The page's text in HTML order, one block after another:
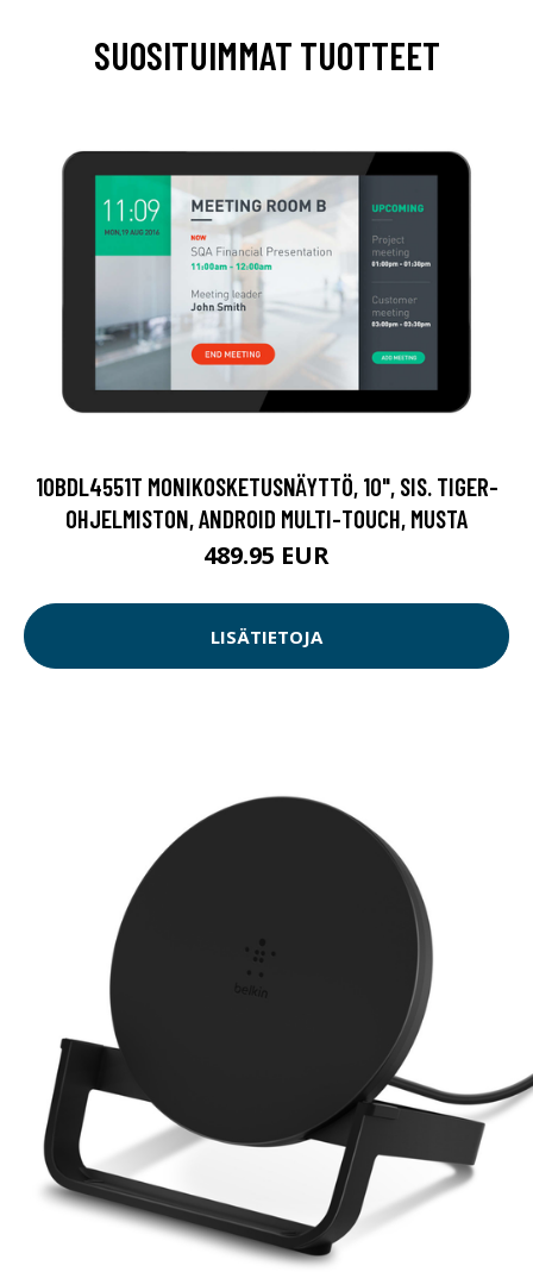
SUOSITUIMMAT TUOTTEET
10BDL4551T MONIKOSKETUSNÄYTTÖ, 10", SIS. TIGER-
OHJELMISTON, ANDROID MULTI-TOUCH, MUSTA
489.95 EUR
LISÄTIETOJA